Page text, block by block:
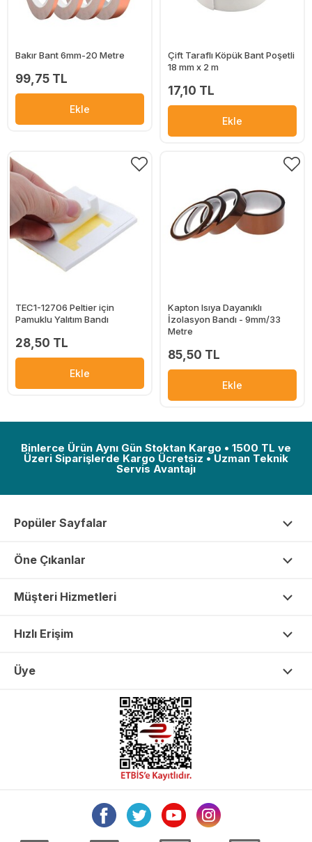
Bakır Bant 6mm-20 Metre
99,75 TL
Ekle
Çift Taraflı Köpük Bant Poşetli
18 mm x 2 m
17,10 TL
Ekle
TEC1-12706 Peltier için
Pamuklu Yalıtım Bandı
28,50 TL
Ekle
Kapton Isıya Dayanıklı
İzolasyon Bandı - 9mm/33
Metre
85,50 TL
Ekle
Binlerce Ürün Aynı Gün Stoktan Kargo • 1500 TL ve
Üzeri Siparişlerde Kargo Ücretsiz • Uzman Teknik
Servis Avantajı
Popüler Sayfalar
Öne Çıkanlar
Müşteri Hizmetleri
Hızlı Erişim
Üye